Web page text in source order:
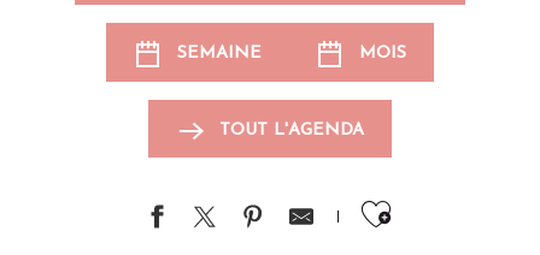
SEMAINE MOIS
TOUT L'AGENDA
Ajouter